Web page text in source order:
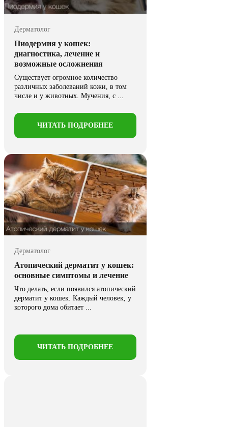
Дерматолог
Пиодермия у кошек:
диагностика, лечение и
возможные осложнения
Существует огромное количество
различных заболеваний кожи, в том
числе и у животных. Мучения, с ...
ЧИТАТЬ ПОДРОБНЕЕ
Дерматолог
Атопический дерматит у кошек:
основные симптомы и лечение
Что делать, если появился атопический
дерматит у кошек. Каждый человек, у
которого дома обитает ...
ЧИТАТЬ ПОДРОБНЕЕ